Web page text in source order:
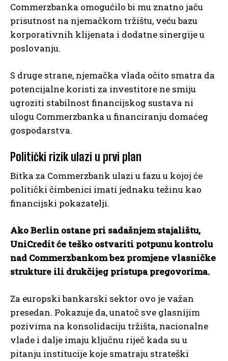
Commerzbanka omogućilo bi mu znatno jaču
prisutnost na njemačkom tržištu, veću bazu
korporativnih klijenata i dodatne sinergije u
poslovanju.
S druge strane, njemačka vlada očito smatra da
potencijalne koristi za investitore ne smiju
ugroziti stabilnost financijskog sustava ni
ulogu Commerzbanka u financiranju domaćeg
gospodarstva.
Politički rizik ulazi u prvi plan
Bitka za Commerzbank ulazi u fazu u kojoj će
politički čimbenici imati jednaku težinu kao
financijski pokazatelji.
Ako Berlin ostane pri sadašnjem stajalištu,
UniCredit će teško ostvariti potpunu kontrolu
nad Commerzbankom bez promjene vlasničke
strukture ili drukčijeg pristupa pregovorima.
Za europski bankarski sektor ovo je važan
presedan. Pokazuje da, unatoč sve glasnijim
pozivima na konsolidaciju tržišta, nacionalne
vlade i dalje imaju ključnu riječ kada su u
pitanju institucije koje smatraju strateški